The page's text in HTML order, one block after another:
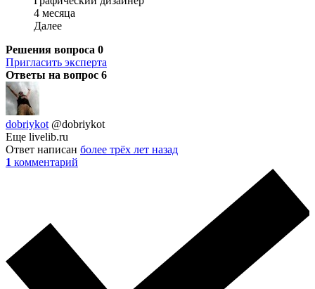
4 месяца
Далее
Решения вопроса 0
Пригласить эксперта
Ответы на вопрос 6
dobriykot @dobriykot
Еще livelib.ru
Ответ написан более трёх лет назад
1 комментарий